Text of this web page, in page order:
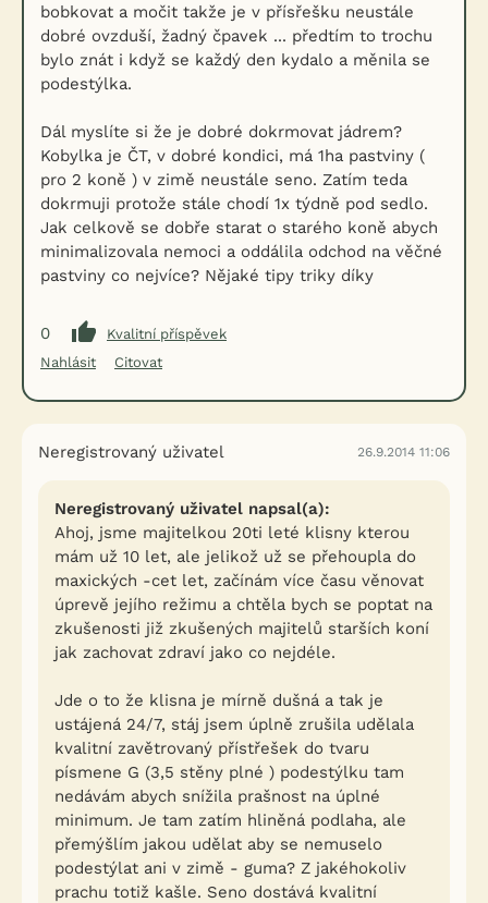
bobkovat a močit takže je v přísřešku neustále
dobré ovzduší, žadný čpavek ... předtím to trochu
bylo znát i když se každý den kydalo a měnila se
podestýlka.
Dál myslíte si že je dobré dokrmovat jádrem?
Kobylka je ČT, v dobré kondici, má 1ha pastviny (
pro 2 koně ) v zimě neustále seno. Zatím teda
dokrmuji protože stále chodí 1x týdně pod sedlo.
Jak celkově se dobře starat o starého koně abych
minimalizovala nemoci a oddálila odchod na věčné
pastviny co nejvíce? Nějaké tipy triky díky
0
Kvalitní příspěvek
Nahlásit
Citovat
Neregistrovaný uživatel 26.9.2014 11:06
Neregistrovaný uživatel napsal(a):
Ahoj, jsme majitelkou 20ti leté klisny kterou
mám už 10 let, ale jelikož už se přehoupla do
maxických -cet let, začínám více času věnovat
úprevě jejího režimu a chtěla bych se poptat na
zkušenosti již zkušených majitelů starších koní
jak zachovat zdraví jako co nejdéle.
Jde o to že klisna je mírně dušná a tak je
ustájená 24/7, stáj jsem úplně zrušila udělala
kvalitní zavětrovaný přístřešek do tvaru
písmene G (3,5 stěny plné ) podestýlku tam
nedávám abych snížila prašnost na úplné
minimum. Je tam zatím hliněná podlaha, ale
přemýšlím jakou udělat aby se nemuselo
podestýlat ani v zimě - guma? Z jakéhokoliv
prachu totiž kašle. Seno dostává kvalitní